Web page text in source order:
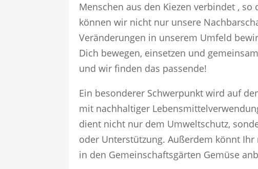
Menschen aus den Kiezen verbindet ,
können wir nicht nur unsere
Veränderungen in unserem Umfeld
Dich bewegen, einsetzen und
und wir finden das passende!
Ein besonderer Schwerpunkt wird auf
mit nachhaltiger
dient nicht nur dem Umweltschutz,
oder Unterstützung. Außerdem könnt
in den Gemeinschaftsgärten Gemüse